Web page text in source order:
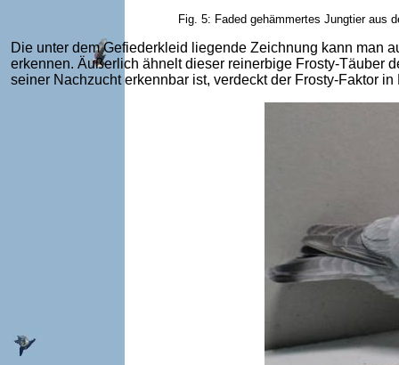
Fig. 5: Faded gehämmertes Jungtier aus
Die unter dem Gefiederkleid liegende Zeichnung kann man
erkennen. Äußerlich ähnelt dieser reinerbige Frosty-Täuber
seiner Nachzucht erkennbar ist, verdeckt der Frosty-Faktor